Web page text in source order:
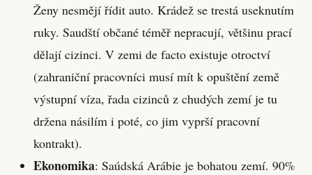
Ženy nesmějí řídit auto. Krádež se trestá useknutím
ruky. Saudští občané téměř nepracují, většinu prací
dělají cizinci. V zemi de facto existuje otroctví
(zahraniční pracovníci musí mít k opuštění země
výstupní víza, řada cizinců z chudých zemí je tu
držena násilím i poté, co jim vyprší pracovní
kontrakt).
Ekonomika: Saúdská Arábie je bohatou zemí. 90%